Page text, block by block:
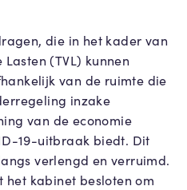
die in het kader van
(TVL) kunnen
van de ruimte die
inzake
van de economie
19-uitbraak biedt. Dit
verlengd en verruimd.
kabinet besloten om